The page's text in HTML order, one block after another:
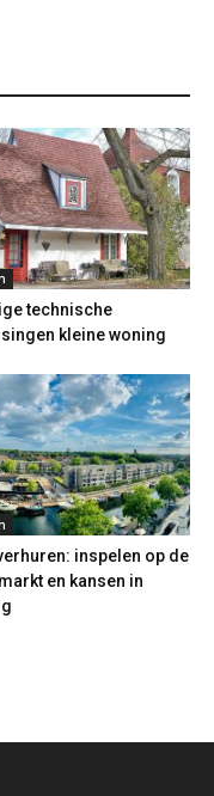
technische
kleine woning
inspelen op de
en kansen in